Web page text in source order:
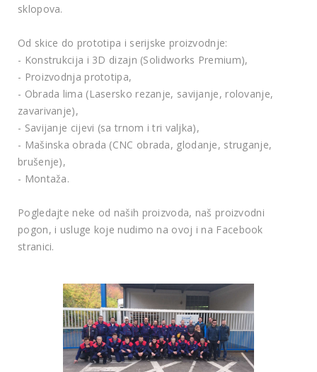
sklopova.
Od skice do prototipa i serijske proizvodnje:
- Konstrukcija i 3D dizajn (Solidworks Premium),
- Proizvodnja prototipa,
- Obrada lima (Lasersko rezanje, savijanje, rolovanje,
zavarivanje),
- Savijanje cijevi (sa trnom i tri valjka),
- Mašinska obrada (CNC obrada, glodanje, struganje,
brušenje),
- Montaža.
Pogledajte neke od naših proizvoda, naš proizvodni
pogon, i usluge koje nudimo na ovoj i na Facebook
stranici.